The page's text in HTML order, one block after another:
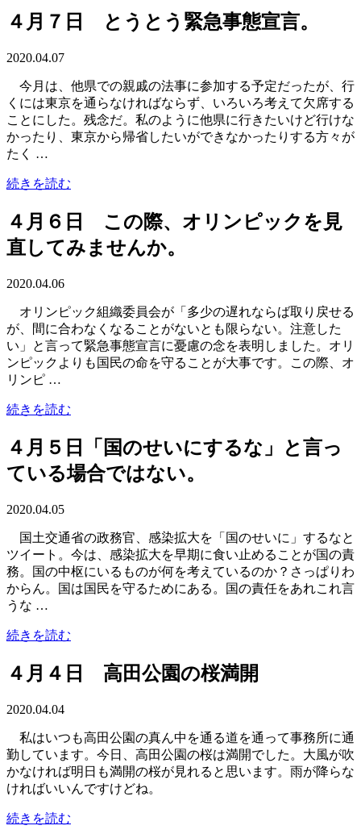
４月７日 とうとう緊急事態宣言。
2020.04.07
今月は、他県での親戚の法事に参加する予定だったが、行
くには東京を通らなければならず、いろいろ考えて欠席する
ことにした。残念だ。私のように他県に行きたいけど行けな
かったり、東京から帰省したいができなかったりする方々が
たく …
続きを読む
４月６日 この際、オリンピックを見
直してみませんか。
2020.04.06
オリンピック組織委員会が「多少の遅れならば取り戻せる
が、間に合わなくなることがないとも限らない。注意した
い」と言って緊急事態宣言に憂慮の念を表明しました。オリ
ンピックよりも国民の命を守ることが大事です。この際、オ
リンピ …
続きを読む
４月５日「国のせいにするな」と言っ
ている場合ではない。
2020.04.05
国土交通省の政務官、感染拡大を「国のせいに」するなと
ツイート。今は、感染拡大を早期に食い止めることが国の責
務。国の中枢にいるものが何を考えているのか？さっぱりわ
からん。国は国民を守るためにある。国の責任をあれこれ言
うな …
続きを読む
４月４日 高田公園の桜満開
2020.04.04
私はいつも高田公園の真ん中を通る道を通って事務所に通
勤しています。今日、高田公園の桜は満開でした。大風が吹
かなければ明日も満開の桜が見れると思います。雨が降らな
ければいいんですけどね。
続きを読む